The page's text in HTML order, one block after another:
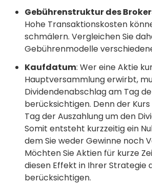
Gebührenstruktur des
Hohe Transaktionskosten
schmälern. Vergleichen Sie
Gebührenmodelle
Kaufdatum: Wer eine Aktie
Hauptversammlung erwirbt,
Dividendenabschlag am Tag
berücksichtigen. Denn der
Tag der Auszahlung um den
Somit entsteht kurzzeitig ein
dem Sie weder Gewinne noch
Möchten Sie Aktien für kurze
diesen Effekt in Ihrer Strategie
berücksichtigen.